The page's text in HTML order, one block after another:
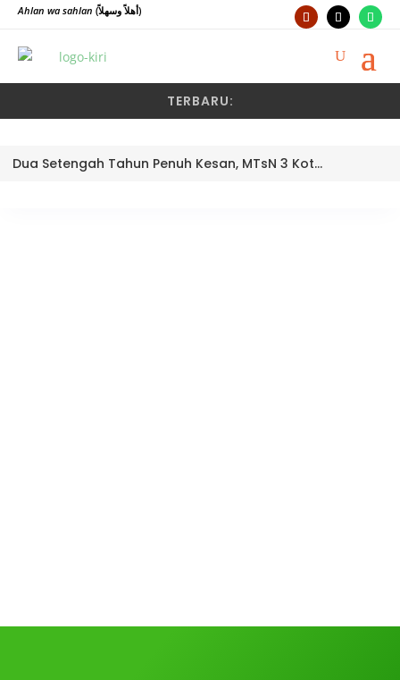
Ahlan wa sahlan (أهلاً وسهلاً)
TERBARU:
Dua Setengah Tahun Penuh Kesan, MTsN 3 Kota Padang Lepas Pengawas Pembina Dra. Nayusminar Nasrun